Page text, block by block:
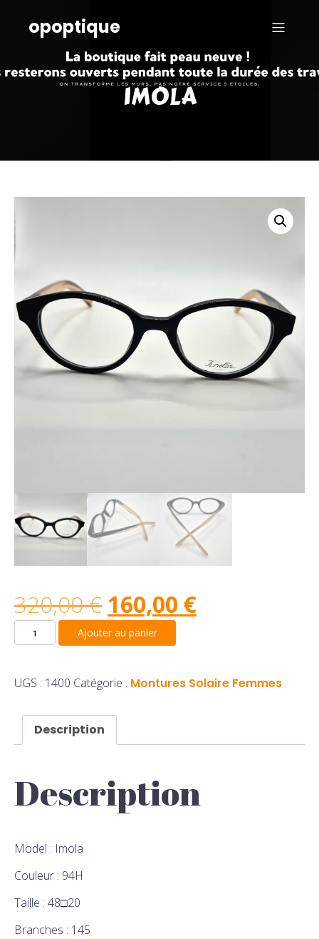
opoptique
IMOLA
320,00€ 160,00 €
quantité
de
Ajouter au panier
UGS : 1400 Catégorie : Montures Solaire Femmes
Description
Description
Model : Imola
Couleur : 94H
Taille : 48□20
Branches : 145